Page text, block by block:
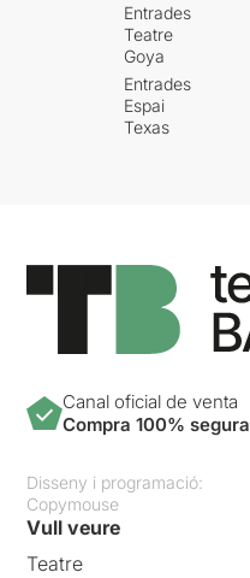
Entrades
Teatre
Goya
Entrades
Espai
Texas
Canal oficial de venta
Compra 100% segura
Disseny i programació:
Copymouse
Vull veure
Teatre